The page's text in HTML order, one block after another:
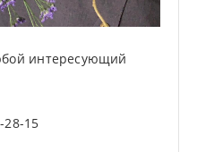
интересующий
28-15